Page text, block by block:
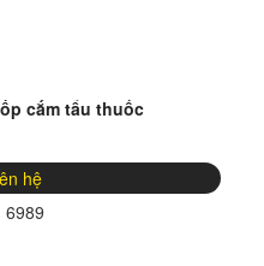
cắm tẩu thuốc
hệ
6989